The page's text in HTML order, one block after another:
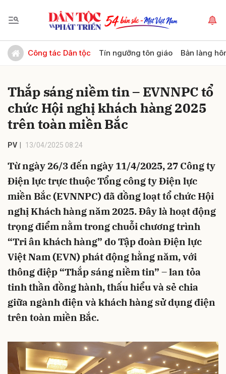
Công tác Dân tộc Tín ngưỡng tôn giáo Bản làng
Thắp sáng niềm tin – EVNNPC tổ
chức Hội nghị khách hàng 2025
trên toàn miền Bắc
PV 13/04/2025 08:24
Từ ngày 26/3 đến ngày 11/4/2025, 27 Công ty
Điện lực trực thuộc Tổng công ty Điện lực
miền Bắc (EVNNPC) đã đồng loạt tổ chức Hội
nghị Khách hàng năm 2025. Đây là hoạt động
trọng điểm nằm trong chuỗi chương trình
“Tri ân khách hàng” do Tập đoàn Điện lực
Việt Nam (EVN) phát động hằng năm, với
thông điệp “Thắp sáng niềm tin” – lan tỏa
tinh thần đồng hành, thấu hiểu và sẻ chia
giữa ngành điện và khách hàng sử dụng điện
trên toàn miền Bắc.
Gửi bình luận